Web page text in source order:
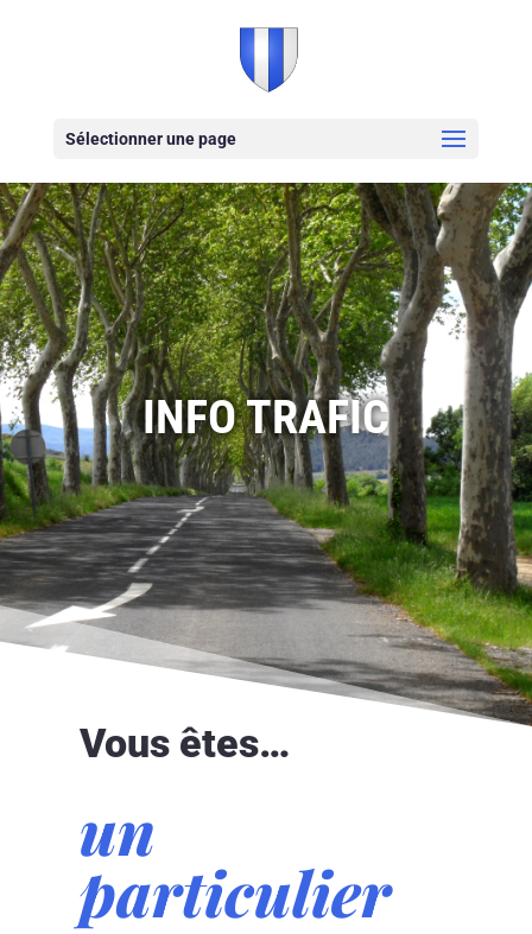
Sélectionner une page
INFO TRAFIC
Vous êtes…
un
particulier